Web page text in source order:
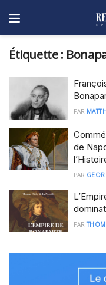
Étiquette :
PAR
de
PAR
PAR